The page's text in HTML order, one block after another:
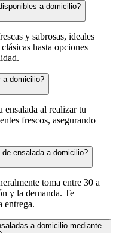
a domicilio?
y sabrosas, ideales
hasta opciones
a domicilio?
ensalada al realizar tu
frescos, asegurando
ensalada a domicilio?
toma entre 30 a
y la demanda. Te
entrega.
a domicilio mediante